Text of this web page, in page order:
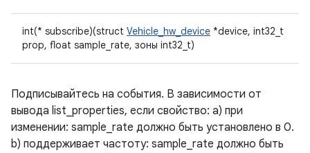
int(* subscribe)(struct Vehicle_hw_device *device, int32_t
prop, float sample_rate, зоны int32_t)
Подписывайтесь на события. В зависимости от
вывода list_properties, если свойство: a) при
изменении: sample_rate должно быть установлено в 0.
b) поддерживает частоту: sample_rate должно быть